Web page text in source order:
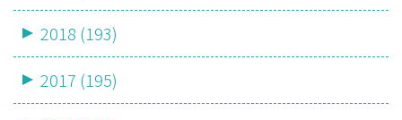
2018 (193)
2017 (195)